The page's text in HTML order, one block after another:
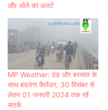
और ओले का अलर्ट
MP Weather: ठंड और बरसात के
साथ बदलेगा कैलेंडर, 30 दिसंबर से
लेकर 01 जनवरी 2024 तक रहें
सतर्क